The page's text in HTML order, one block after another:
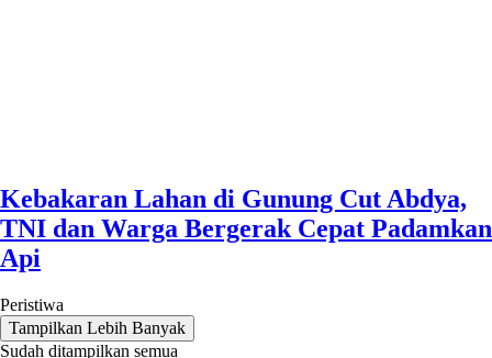
Kebakaran Lahan di Gunung Cut Abdya,
TNI dan Warga Bergerak Cepat Padamkan
Api
Peristiwa
Tampilkan Lebih Banyak
Sudah ditampilkan semua